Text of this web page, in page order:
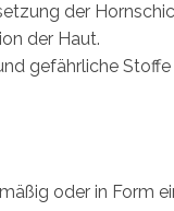
der
der Haut.
gefährliche
oder in Form